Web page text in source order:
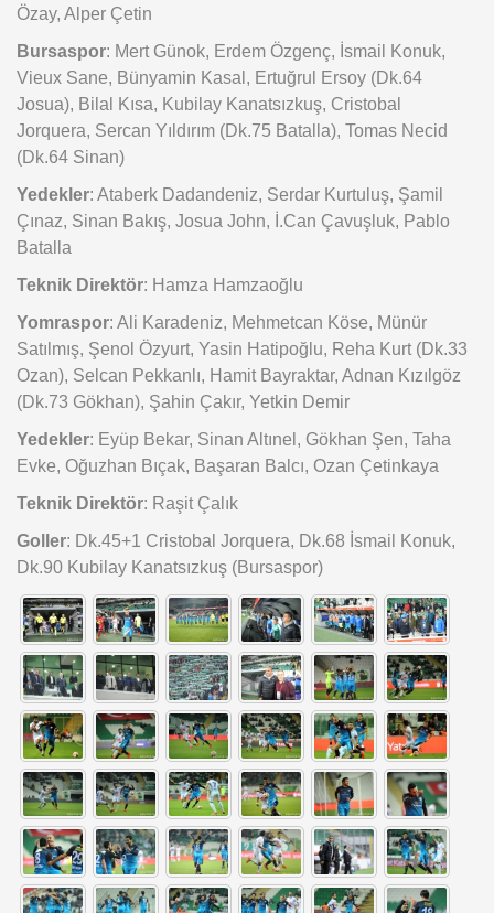
Özay, Alper Çetin
Bursaspor: Mert Günok, Erdem Özgenç, İsmail Konuk,
Vieux Sane, Bünyamin Kasal, Ertuğrul Ersoy (Dk.64
Josua), Bilal Kısa, Kubilay Kanatsızkuş, Cristobal
Jorquera, Sercan Yıldırım (Dk.75 Batalla), Tomas Necid
(Dk.64 Sinan)
Yedekler: Ataberk Dadandeniz, Serdar Kurtuluş, Şamil
Çınaz, Sinan Bakış, Josua John, İ.Can Çavuşluk, Pablo
Batalla
Teknik Direktör: Hamza Hamzaoğlu
Yomraspor: Ali Karadeniz, Mehmetcan Köse, Münür
Satılmış, Şenol Özyurt, Yasin Hatipoğlu, Reha Kurt (Dk.33
Ozan), Selcan Pekkanlı, Hamit Bayraktar, Adnan Kızılgöz
(Dk.73 Gökhan), Şahin Çakır, Yetkin Demir
Yedekler: Eyüp Bekar, Sinan Altınel, Gökhan Şen, Taha
Evke, Oğuzhan Bıçak, Başaran Balcı, Ozan Çetinkaya
Teknik Direktör: Raşit Çalık
Goller: Dk.45+1 Cristobal Jorquera, Dk.68 İsmail Konuk,
Dk.90 Kubilay Kanatsızkuş (Bursaspor)